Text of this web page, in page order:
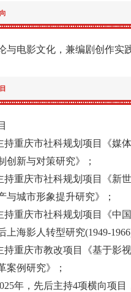
与电影文化，兼编剧创作实践
持重庆市社科规划项目《媒
创 新与对策研究》；
持重庆市社科规划项目《新
与城市形象提升研究》；
持重庆市社科规划项目《中
上海影人转型研究(1949-
持重庆市教改项目《基于影
案例研究》；
年，先后主持4项横向项目